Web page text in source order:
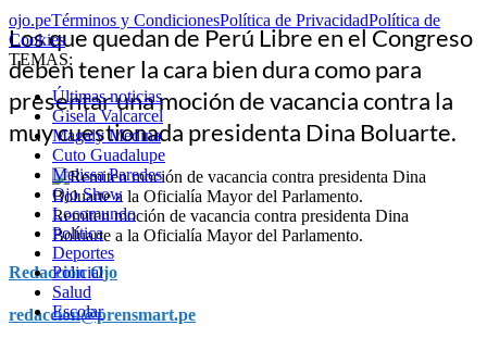
ojo.peTérminos y CondicionesPolítica de PrivacidadPolítica de
Cookies
TEMAS:
Últimas noticias
Gisela Valcarcel
Magaly Medina
Cuto Guadalupe
Melissa Paredes
Ojo Show
Locomundo
Política
Deportes
Policial
Salud
Escolar
Los que quedan de Perú Libre en el Congreso
deben tener la cara bien dura como para
presentar una moción de vacancia contra la
muy cuestionada presidenta Dina Boluarte.
Remiten moción de vacancia contra presidenta Dina
Boluarte a la Oficialía Mayor del Parlamento.
Redacción Ojo
redaccion@prensmart.pe